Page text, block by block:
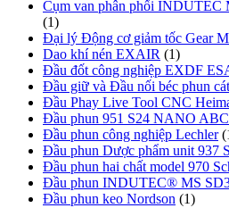
Cụm van phân phối
(1)
Đại lý Động cơ giảm tốc Gear
Dao khí nén EXAIR (1)
Đầu đốt công nghiệp EXDF
Đầu giữ và Đầu nối béc phun
Đầu Phay Live Tool CNC
Đầu phun 951 S24 NANO
Đầu phun công nghiệp Lechler
Đầu phun Dược phẩm unit 937
Đầu phun hai chất model 970
Đầu phun INDUTEC® MS
Đầu phun keo Nordson (1)